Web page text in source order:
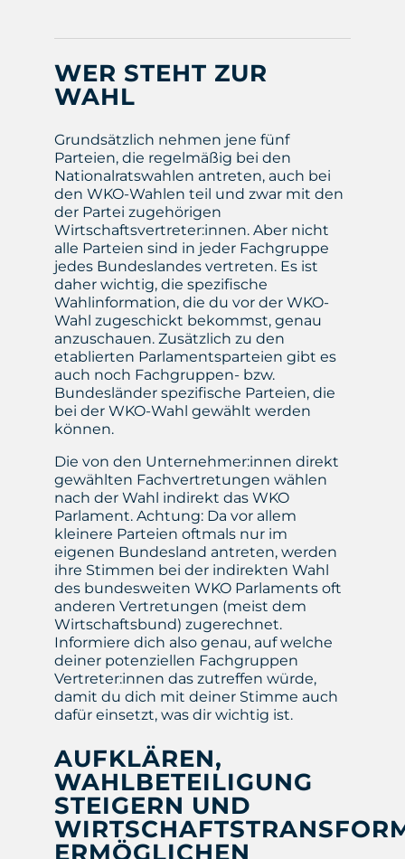
WER STEHT ZUR
WAHL
Grundsätzlich nehmen jene fünf
Parteien, die regelmäßig bei den
Nationalratswahlen antreten, auch bei
den WKO-Wahlen teil und zwar mit den
der Partei zugehörigen
Wirtschaftsvertreter:innen. Aber nicht
alle Parteien sind in jeder Fachgruppe
jedes Bundeslandes vertreten. Es ist
daher wichtig, die spezifische
Wahlinformation, die du vor der WKO-
Wahl zugeschickt bekommst, genau
anzuschauen. Zusätzlich zu den
etablierten Parlamentsparteien gibt es
auch noch Fachgruppen- bzw.
Bundesländer spezifische Parteien, die
bei der WKO-Wahl gewählt werden
können.
Die von den Unternehmer:innen direkt
gewählten Fachvertretungen wählen
nach der Wahl indirekt das WKO
Parlament. Achtung: Da vor allem
kleinere Parteien oftmals nur im
eigenen Bundesland antreten, werden
ihre Stimmen bei der indirekten Wahl
des bundesweiten WKO Parlaments oft
anderen Vertretungen (meist dem
Wirtschaftsbund) zugerechnet.
Informiere dich also genau, auf welche
deiner potenziellen Fachgruppen
Vertreter:innen das zutreffen würde,
damit du dich mit deiner Stimme auch
dafür einsetzt, was dir wichtig ist.
AUFKLÄREN,
WAHLBETEILIGUNG
STEIGERN UND
ERMÖGLICHEN